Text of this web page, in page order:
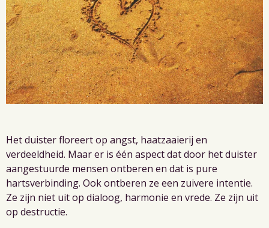
Het duister floreert op angst, haatzaaierij en
verdeeldheid. Maar er is één aspect dat door het duister
aangestuurde mensen ontberen en dat is pure
hartsverbinding. Ook ontberen ze een zuivere intentie.
Ze zijn niet uit op dialoog, harmonie en vrede. Ze zijn uit
op destructie.